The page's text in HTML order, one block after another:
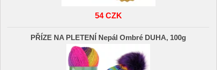
54 CZK
PŘÍZE NA PLETENÍ Nepál Ombré DUHA, 100g